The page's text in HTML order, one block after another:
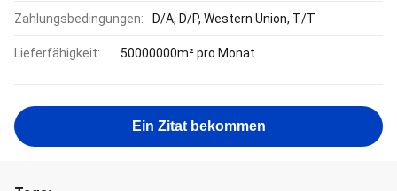
Zahlungsbedingungen: D/A, D/P, Western Union, T/T
Lieferfähigkeit: 50000000m² pro Monat
Ein Zitat bekommen